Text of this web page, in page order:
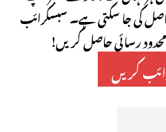
کی جا سکتی ہے۔ سبسکرائب
رسائی حاصل کریں!
کریں